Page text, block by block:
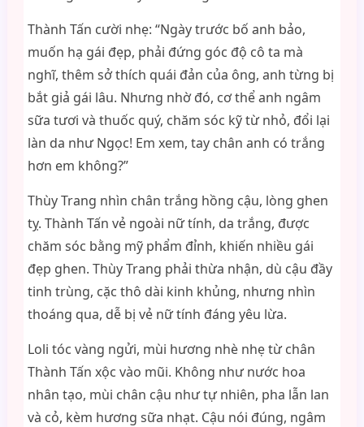
Thành Tấn cười nhẹ: “Ngày trước bố anh bảo,
muốn hạ gái đẹp, phải đứng góc độ cô ta mà
nghĩ, thêm sở thích quái đản của ông, anh từng bị
bắt giả gái lâu. Nhưng nhờ đó, cơ thể anh ngâm
sữa tươi và thuốc quý, chăm sóc kỹ từ nhỏ, đổi lại
làn da như Ngọc! Em xem, tay chân anh có trắng
hơn em không?”
Thùy Trang nhìn chân trắng hồng cậu, lòng ghen
tỵ. Thành Tấn vẻ ngoài nữ tính, da trắng, được
chăm sóc bằng mỹ phẩm đỉnh, khiến nhiều gái
đẹp ghen. Thùy Trang phải thừa nhận, dù cậu đầy
tinh trùng, cặc thô dài kinh khủng, nhưng nhìn
thoáng qua, dễ bị vẻ nữ tính đáng yêu lừa.
Loli tóc vàng ngửi, mùi hương nhè nhẹ từ chân
Thành Tấn xộc vào mũi. Không như nước hoa
nhân tạo, mùi chân cậu như tự nhiên, pha lẫn lan
và cỏ, kèm hương sữa nhạt. Cậu nói đúng, ngâm